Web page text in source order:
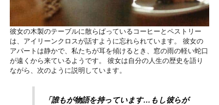
彼女の木製のテーブルに散らばっているコーヒーとペストリー
は、アイリーンクロスが話すように忘れられています。 彼女の
アパートは静かで、私たちが耳を傾けるとき、窓の雨の軽い蛇口
が遠くから来ているようです。 彼女は自分の人生の歴史を語り
ながら、次のように説明しています。
「誰もが物語を持っています…もし彼らが